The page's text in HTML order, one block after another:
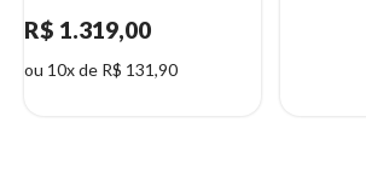
R$ 1.319,00
ou 10x de R$ 131,90